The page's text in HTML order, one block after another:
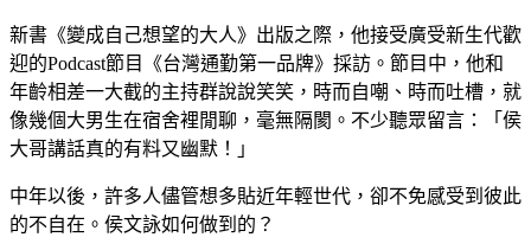
新書《變成自己想望的大人》出版之際，他接受廣受新生代歡
迎的Podcast節目《台灣通勤第一品牌》採訪。節目中，他和
年齡相差一大截的主持群說說笑笑，時而自嘲、時而吐槽，就
像幾個大男生在宿舍裡閒聊，毫無隔閡。不少聽眾留言：「侯
大哥講話真的有料又幽默！」
中年以後，許多人儘管想多貼近年輕世代，卻不免感受到彼此
的不自在。侯文詠如何做到的？